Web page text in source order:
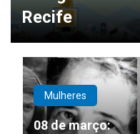
Recife
Mulheres
08 de março: